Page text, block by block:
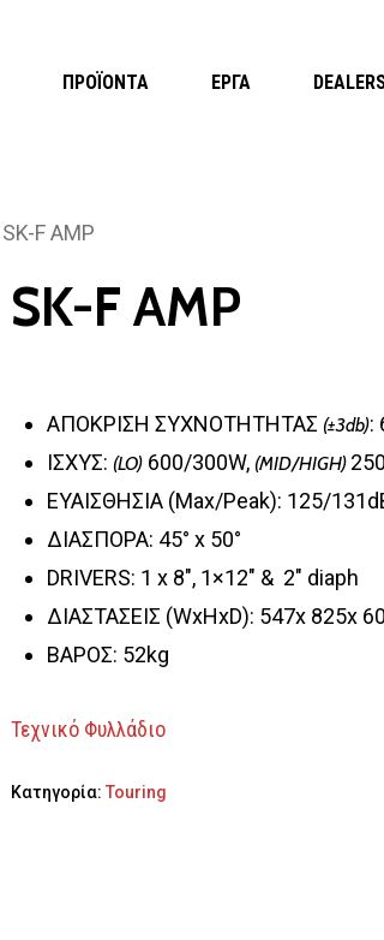
ΠΡΟΪΟΝΤΑ ΕΡΓΑ
SK-F AMP
SK-F AMP
ΑΠΟΚΡΙΣΗ ΣΥΧΝΟΤΗΤΗΤΑΣ (±3db):
ΙΣΧΥΣ: (LO)600/300W, (MID/HIGH)
ΕΥΑΙΣΘΗΣΙΑ (Max/Peak): 125/
ΔΙΑΣΠΟΡΑ: 45° x 50°
DRIVERS: 1 x 8″, 1×12″ & 2″ diaph
ΔΙΑΣΤΑΣΕΙΣ (WxHxD): 547x 825x
ΒΑΡΟΣ: 52kg
Τεχνικό Φυλλάδιο
Κατηγορία: Touring